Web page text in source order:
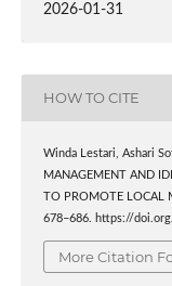
2026-01-31
HOW TO CITE
Winda Lestari, Ashari
MANAGEMENT AND
TO PROMOTE LOCAL
678–686. https://
More Citation